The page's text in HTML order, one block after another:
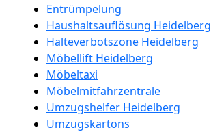
Entrümpelung
Haushaltsauflösung Heidelberg
Halteverbotszone Heidelberg
Möbellift Heidelberg
Möbeltaxi
Möbelmitfahrzentrale
Umzugshelfer Heidelberg
Umzugskartons